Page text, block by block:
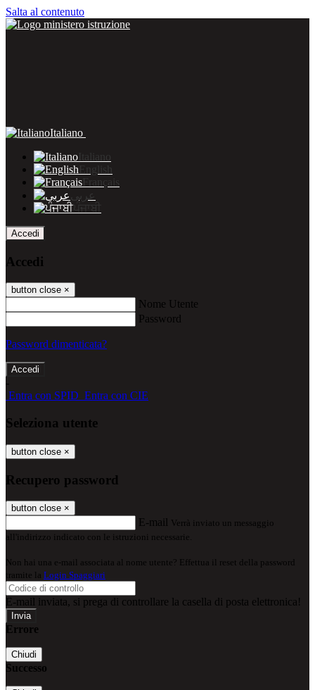
Salta al contenuto
Italiano
Italiano
English
Français
عربى
ਪੰਜਾਬੀ
Accedi
Accedi
button close ×
Nome Utente
Password
Password dimenticata?
-
Entra con SPID Entra con CIE
Seleziona utente
button close ×
Recupero password
button close ×
E-mail Verrà inviato un messaggio
all'indirizzo indicato con le istruzioni necessarie.
Non hai una e-mail associata al nome utente? Effettua il reset della password
tramite la Login Spaggiari
E-mail inviata, si prega di controllare la casella di posta elettronica!
Errore
Chiudi
Successo